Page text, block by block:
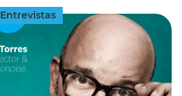
Entrevistas